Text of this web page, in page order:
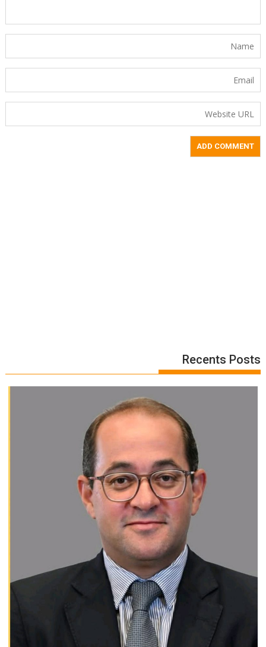
Recents Posts